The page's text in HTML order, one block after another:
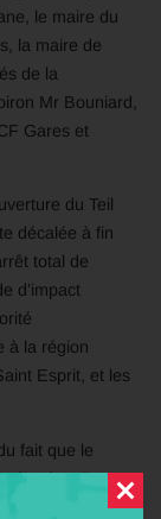
le maire du
la maire de
de la
Mr Bouniard,
Gares et
du Teil
décalée à fin
total de
d’impact
à la région
Esprit, et les
fait que le
élevé qu’il y a
en gare se font